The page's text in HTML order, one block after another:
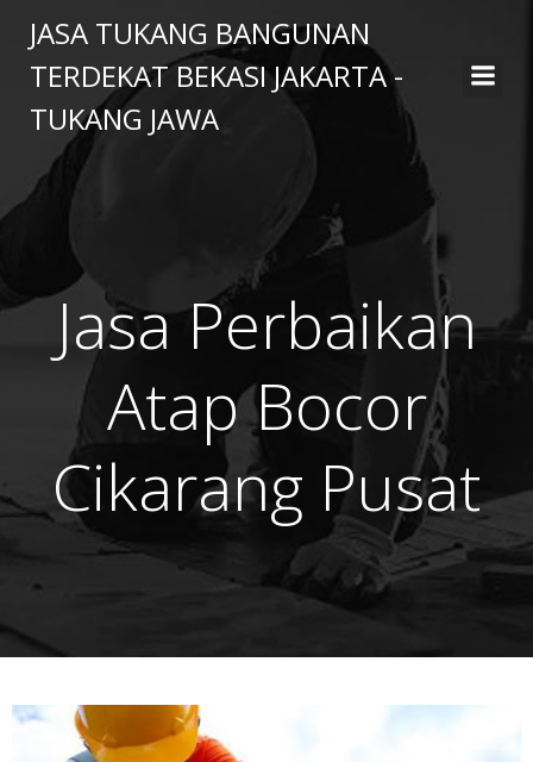
to
content
JASA TUKANG BANGUNAN
TERDEKAT BEKASI JAKARTA -
TUKANG JAWA
Jasa Perbaikan
Atap Bocor
Cikarang Pusat